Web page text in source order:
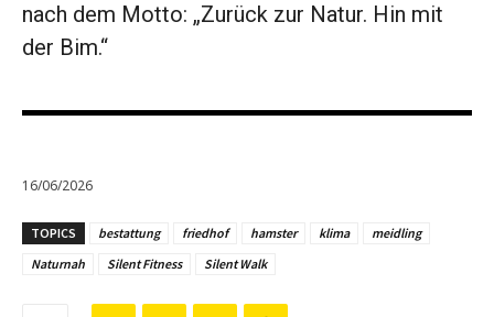
nach dem Motto: „Zurück zur Natur. Hin mit
der Bim.“
16/06/2026
TOPICS bestattung friedhof hamster klima
meidling
Naturnah
Silent Fitness Silent Walk